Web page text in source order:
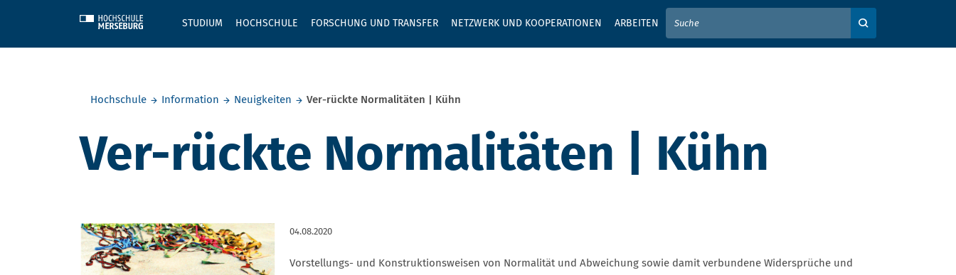
STUDIUM HOCHSCHULE FORSCHUNG UND TRANSFER NETZWERK UND KOOPERATIONEN ARBEITEN
GEBEN SIE HIER IHREN SUCHBEGRIFF EIN
Hochschule
Information Neuigkeiten Ver-rückte Normalitäten | Kühn
Ver-rückte Normalitäten | Kühn
04.08.2020
Vorstellungs- und Konstruktionsweisen von Normalität und Abweichung sowie damit verbundene Widersprüche und